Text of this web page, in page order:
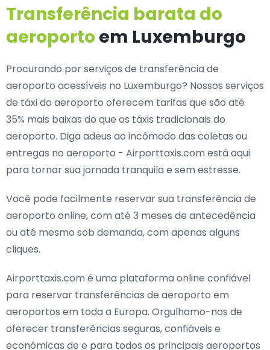
Transferência barata do
aeroporto em Luxemburgo
Procurando por serviços de transferência de
aeroporto acessíveis no Luxemburgo? Nossos serviços
de táxi do aeroporto oferecem tarifas que são até
35% mais baixas do que os táxis tradicionais do
aeroporto. Diga adeus ao incômodo das coletas ou
entregas no aeroporto - Airporttaxis.com está aqui
para tornar sua jornada tranquila e sem estresse.
Você pode facilmente reservar sua transferência de
aeroporto online, com até 3 meses de antecedência
ou até mesmo sob demanda, com apenas alguns
cliques.
Airporttaxis.com é uma plataforma online confiável
para reservar transferências de aeroporto em
aeroportos em toda a Europa. Orgulhamo-nos de
oferecer transferências seguras, confiáveis e
econômicas de e para todos os principais aeroportos